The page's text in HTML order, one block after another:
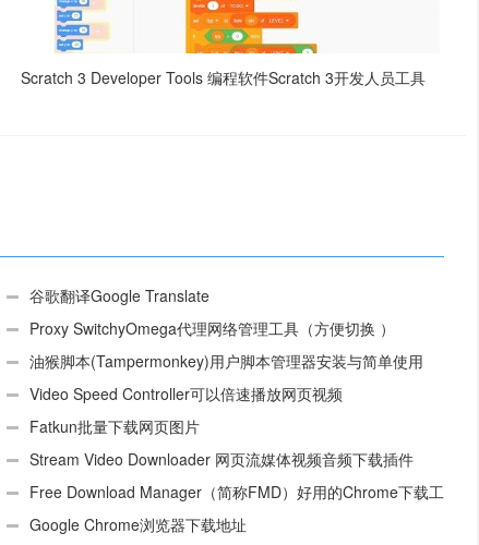
Scratch 3 Developer Tools 编程软件Scratch 3开发人员工具
谷歌翻译Google Translate
Proxy SwitchyOmega代理网络管理工具（方便切换 ）
油猴脚本(Tampermonkey)用户脚本管理器安装与简单使用
（适用Android）
Video Speed Controller可以倍速播放网页视频
Fatkun批量下载网页图片
Stream Video Downloader 网页流媒体视频音频下载插件
Free Download Manager（简称FMD）好用的Chrome下载工
具插件Google Chrome浏览器下载地址